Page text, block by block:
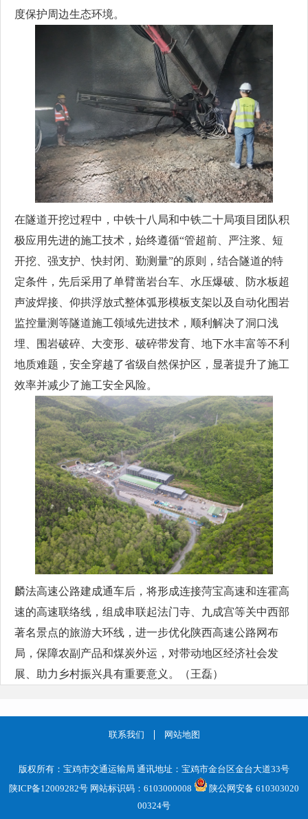
度保护周边生态环境。
在隧道开挖过程中，中铁十八局和中铁二十局项目团队积
极应用先进的施工技术，始终遵循“管超前、严注浆、短
开挖、强支护、快封闭、勤测量”的原则，结合隧道的特
定条件，先后采用了单臂凿岩台车、水压爆破、防水板超
声波焊接、仰拱浮放式整体弧形模板支架以及自动化围岩
监控量测等隧道施工领域先进技术，顺利解决了洞口浅
埋、围岩破碎、大变形、破碎带发育、地下水丰富等不利
地质难题，安全穿越了省级自然保护区，显著提升了施工
效率并减少了施工安全风险。
麟法高速公路建成通车后，将形成连接菏宝高速和连霍高
速的高速联络线，组成串联起法门寺、九成宫等关中西部
著名景点的旅游大环线，进一步优化陕西高速公路网布
局，保障农副产品和煤炭外运，对带动地区经济社会发
展、助力乡村振兴具有重要意义。（王磊）
联系我们 网站地图
版权所有：宝鸡市交通运输局 通讯地址：宝鸡市金台区金台大道33号
陕ICP备12009282号 网站标识码：6103000008
陕公网安备 610303020
00324号